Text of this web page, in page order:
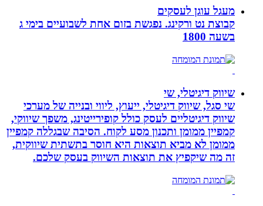
מעגל עוגן לעסקים
קבוצת נט ורקינג. נפגשת בזום אחת לשבועיים בימי ג
בשעה 1800
שיווק דיגיטלי, שי
שי סגל, שיווק דיגיטלי, ייעוץ, ליווי ובנייה של מערכי
שיווק דיגיטליים לעסק כולל קופירייטינג, משפך שיווקי,
קמפיין ממומן ותכנון מסע לקוח. הסיבה שבגללה קמפיין
ממומן לא מביא תוצאות היא חוסר בתשתית שיווקית,
זה מה שיקפיץ את תוצאות השיווק בעסק שלכם.